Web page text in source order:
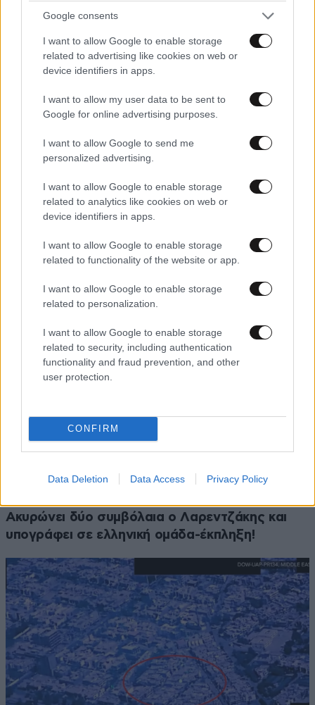
Google consents
I want to allow Google to enable storage
related to advertising like cookies on web or
device identifiers in apps.
I want to allow my user data to be sent to
Google for online advertising purposes.
I want to allow Google to send me
personalized advertising.
I want to allow Google to enable storage
related to analytics like cookies on web or
device identifiers in apps.
I want to allow Google to enable storage
related to functionality of the website or app.
I want to allow Google to enable storage
related to personalization.
I want to allow Google to enable storage
related to security, including authentication
functionality and fraud prevention, and other
user protection.
CONFIRM
Data Deletion Data Access Privacy Policy
ΚΟΣΜΟΣ08·08·2026 04:58
Στα ίχνη της «Αράχνης» του Άσαντ: Ο
άνθρωπος των βασανιστηρίων της Συρίας
εντοπίστηκε στη Ρωσία
Ακυρώνει δύο συμβόλαια ο Λαρεντζάκης και
υπογράφει σε ελληνική ομάδα-έκπληξη!